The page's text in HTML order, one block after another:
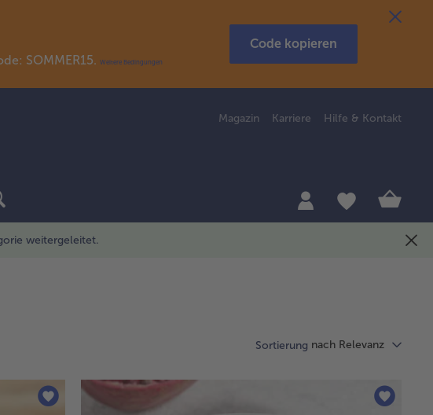
SOMMER15. Weitere Bedingungen
Code kopieren
Magazin Karriere Hilfe & Kontakt
Sortierung nach Relevanz
weitergeleitet.